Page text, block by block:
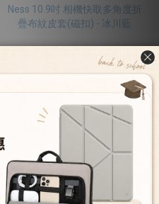
售完
iPad 11th 2025/10th 2022
Ness 10.9吋 相機快取多角度
折疊布紋皮套(磁扣) - 冰川藍
NT$1,173
NT$1,380